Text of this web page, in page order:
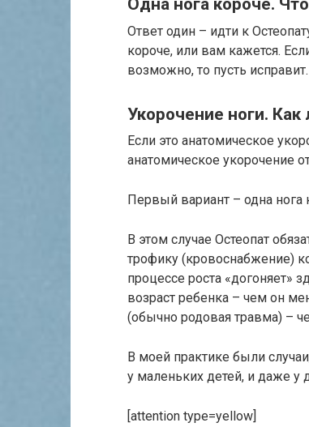
Одна нога короче.
Ответ один – идти к
короче, или вам кажется.
возможно, то пусть
Укорочение ноги. Как
Если это анатомическое
анатомическое укорочение
Первый вариант – одна нога
В этом случае Остеопат
трофику (кровоснабжение)
процессе роста
возраст ребенка – чем он
(обычно родовая травма) –
В моей практике были
у маленьких детей, и даже у
[attention type=yellow]